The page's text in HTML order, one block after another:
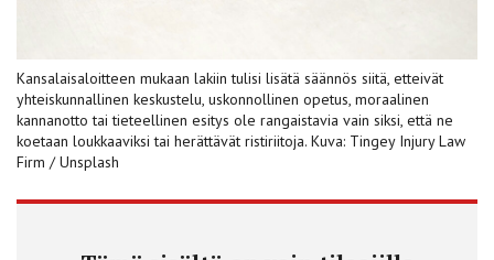
Kansalaisaloitteen mukaan lakiin tulisi lisätä säännös siitä, etteivät
yhteiskunnallinen keskustelu, uskonnollinen opetus, moraalinen
kannanotto tai tieteellinen esitys ole rangaistavia vain siksi, että ne
koetaan loukkaaviksi tai herättävät ristiriitoja. Kuva: Tingey Injury Law
Firm / Unsplash